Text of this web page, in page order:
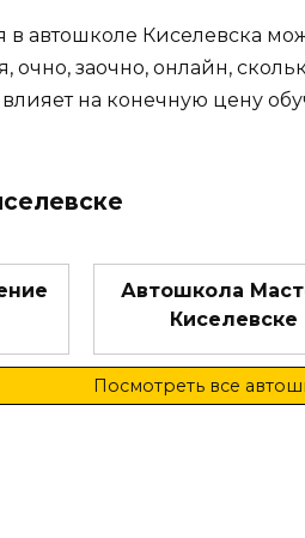
автошколе Киселевска
очно, заочно, онлайн,
на конечную цену
Автошкола
Киселевске
Посмотреть все